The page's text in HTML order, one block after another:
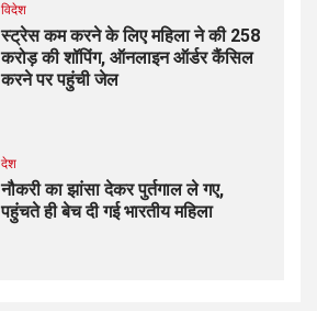
विदेश
स्ट्रेस कम करने के लिए महिला ने की ₹258
करोड़ की शॉपिंग, ऑनलाइन ऑर्डर कैंसिल
करने पर पहुंची जेल
देश
नौकरी का झांसा देकर पुर्तगाल ले गए,
पहुंचते ही बेच दी गई भारतीय महिला